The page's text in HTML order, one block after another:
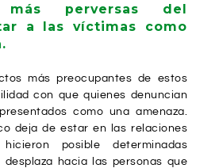
más perversas del
a las víctimas como
más preocupantes de estos
con que quienes denuncian
como una amenaza.
deja de estar en las relaciones
posible determinadas
hacia las personas que